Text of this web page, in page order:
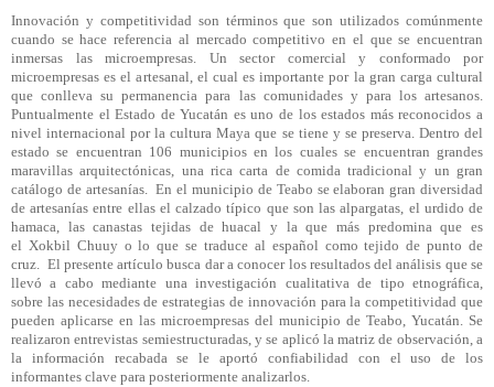
Innovación y competitividad son términos que son utilizados comúnmente
cuando se hace referencia al mercado competitivo en el que se encuentran
inmersas las microempresas. Un sector comercial y conformado por
microempresas es el artesanal, el cual es importante por la gran carga cultural
que conlleva su permanencia para las comunidades y para los artesanos.
Puntualmente el Estado de Yucatán es uno de los estados más reconocidos a
nivel internacional por la cultura Maya que se tiene y se preserva. Dentro del
estado se encuentran 106 municipios en los cuales se encuentran grandes
maravillas arquitectónicas, una rica carta de comida tradicional y un gran
catálogo de artesanías. En el municipio de Teabo se elaboran gran diversidad
de artesanías entre ellas el calzado típico que son las alpargatas, el urdido de
hamaca, las canastas tejidas de huacal y la que más predomina que es
el Xokbil Chuuyo lo que se traduce al español como tejido de punto de
cruz. El presente artículo busca dar a conocer los resultados del análisis que se
llevó a cabo mediante una investigación cualitativa de tipo etnográfica,
sobre las necesidades de estrategias de innovación para la competitividad que
pueden aplicarse en las microempresas del municipio de Teabo, Yucatán. Se
realizaron entrevistas semiestructuradas, y se aplicó la matriz de observación, a
la información recabada se le aportó confiabilidad con el uso de los
informantes clave para posteriormente analizarlos.